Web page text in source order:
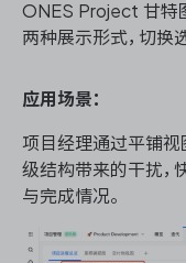
ONES 资讯
ONES Project 甘特
两种展示形式，切换
应用场景：
项目经理通过平铺视
级结构带来的干扰，
与完成情况。